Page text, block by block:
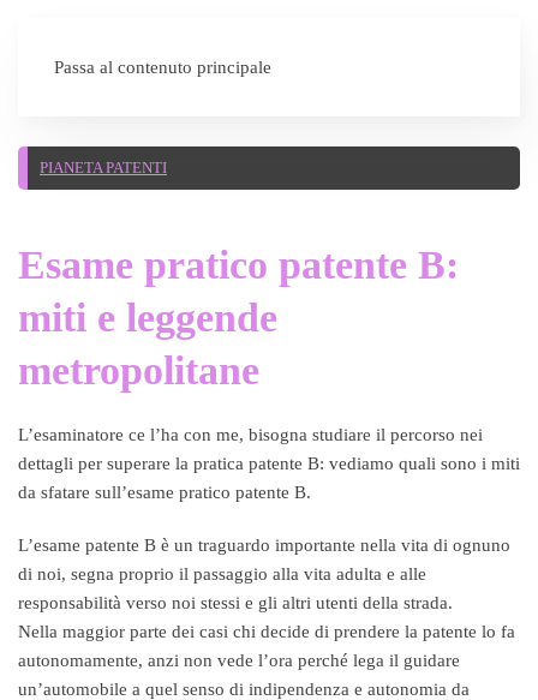
Passa al contenuto principale
PIANETA PATENTI
Esame pratico patente B:
miti e leggende
metropolitane
L’esaminatore ce l’ha con me, bisogna studiare il percorso nei
dettagli per superare la pratica patente B: vediamo quali sono i miti
da sfatare sull’esame pratico patente B.
L’esame patente B è un traguardo importante nella vita di ognuno
di noi, segna proprio il passaggio alla vita adulta e alle
responsabilità verso noi stessi e gli altri utenti della strada.
Nella maggior parte dei casi chi decide di prendere la patente lo fa
autonomamente, anzi non vede l’ora perché lega il guidare
un’automobile a quel senso di indipendenza e autonomia da